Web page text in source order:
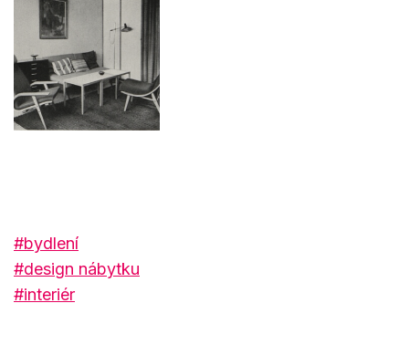
#bydlení
#design nábytku
#interiér